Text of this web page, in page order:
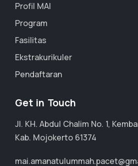
Profil MAI
Program
Fasilitas
Ekstrakurikuler
Pendaftaran
Get in Touch
Jl. KH. Abdul Chalim No. 1,
Kab. Mojokerto 61374